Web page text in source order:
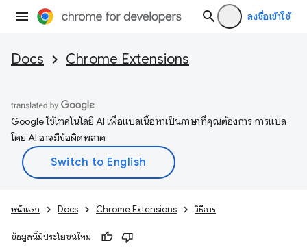
ลงชื่อเข้าใช้
Docs Chrome Extensions
Google ใช้เทคโนโลยี AI เพื่อแปลเนื้อหาเป็นภาษาที่คุณต้องการ การแปล
โดย AI อาจมีข้อผิดพลาด
หน้าแรก Docs Chrome Extensions วิธีการ
ข้อมูลนี้มีประโยชน์ไหม